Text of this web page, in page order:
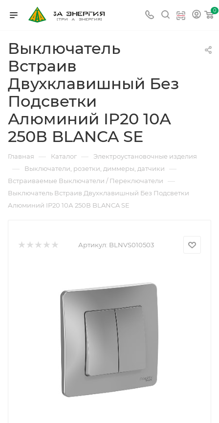
0
Выключатель
Встраив
Двухклавишный Без
Подсветки
Алюминий IP20 10А
250В BLANCA SE
Главная — Каталог — Электроустановочные изделия
— Выключатели, розетки, диммеры, датчики —
Встраиваемые Выключатели / Переключатели —
Выключатель Встраив Двухклавишный Без Подсветки
Алюминий IP20 10А 250В BLANCA SE
Артикул: BLNVS010503